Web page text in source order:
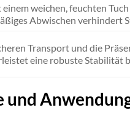
weichen, feuchten
Abwischen verhindert
Transport und die
eine robuste Stabilität